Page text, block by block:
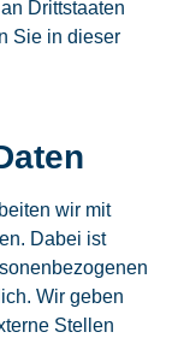
Drittstaaten
Sie in dieser
wir mit
Dabei ist
Wir geben
Stellen